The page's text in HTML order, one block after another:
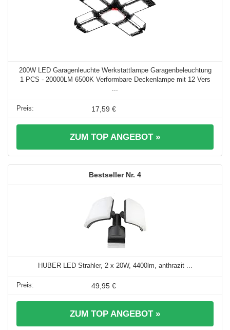
200W LED Garagenleuchte Werkstattlampe Garagenbeleuchtung
1 PCS - 20000LM 6500K Verformbare Deckenlampe mit 12 Vers
17,59 €
ZUM TOP ANGEBOT »
4
HUBER LED Strahler, 2 x 20W, 4400lm, anthrazit ...
49,95 €
ZUM TOP ANGEBOT »